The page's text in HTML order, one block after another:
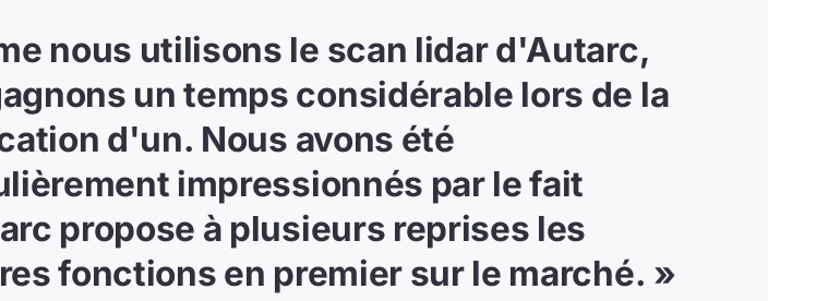
nous utilisons le scan lidar d'Autarc,
un temps considérable lors de la
d'un. Nous avons été
impressionnés par le fait
propose à plusieurs reprises les
fonctions en premier sur le marché. »